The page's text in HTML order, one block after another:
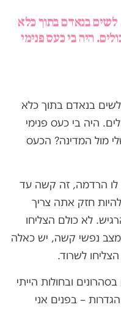
לשים בנאדם בתוך כלא
היה בי כעס פנימי
בנאדם בתוך כלא
היה בי כעס פנימי
מול המדינה? הכעס
לו הרדמה, זה קשה עד
חזק אתה צריך
לא כולם הצליחו
נפשי קשה, יש כאלה
לשרוד.
ובחולות הייתי
– בפנים אני